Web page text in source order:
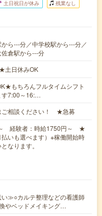
土日祝日が休み 残業なし
ら---分／中学校駅から---分／
倉駅から---分
土日休みOK
もちろんフルタイムシフト
す7:00～16:…
ご相談ください！ ★急募
経験者：時給1750円～ ★
いも選べます）※稼働開始時
なります。
≫○カルテ整理などの看護師
やベッドメイキング…